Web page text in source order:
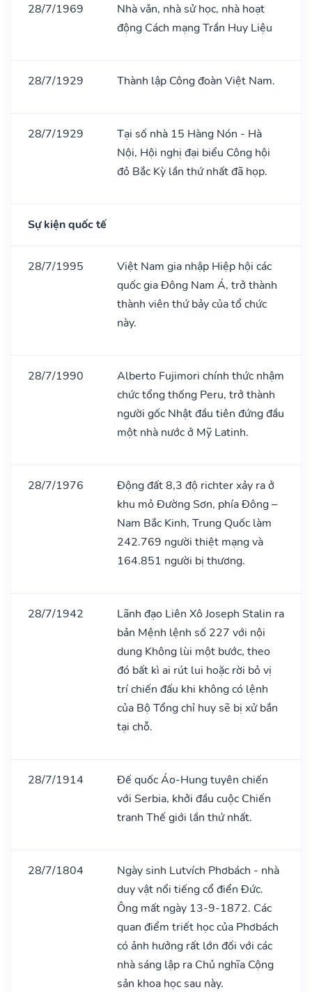
28/7/1969
Nhà vǎn, nhà sử học, nhà hoạt
động Cách mạng Trần Huy Liệu
28/7/1929 Thành lập Công đoàn Việt Nam.
28/7/1929
Tại số nhà 15 Hàng Nón - Hà
Nội, Hội nghị đại biểu Công hội
đỏ Bắc Kỳ lần thứ nhất đã họp.
Sự kiện quốc tế
28/7/1995
Việt Nam gia nhập Hiệp hội các
quốc gia Đông Nam Á, trở thành
thành viên thứ bảy của tổ chức
này.
28/7/1990
Alberto Fujimori chính thức nhậm
chức tổng thống Peru, trở thành
người gốc Nhật đầu tiên đứng đầu
một nhà nước ở Mỹ Latinh.
28/7/1976
Động đất 8,3 độ richter xảy ra ở
khu mỏ Đường Sơn, phía Đông –
Nam Bắc Kinh, Trung Quốc làm
242.769 người thiệt mạng và
164.851 người bị thương.
28/7/1942
Lãnh đạo Liên Xô Joseph Stalin ra
bản Mệnh lệnh số 227 với nội
dung Không lùi một bước, theo
đó bất kì ai rút lui hoặc rời bỏ vị
trí chiến đấu khi không có lệnh
của Bộ Tổng chỉ huy sẽ bị xử bắn
tại chỗ.
28/7/1914
Đế quốc Áo-Hung tuyên chiến
với Serbia, khởi đầu cuộc Chiến
tranh Thế giới lần thứ nhất.
28/7/1804
Ngày sinh Lutvích Phơbách - nhà
duy vật nổi tiếng cổ điển Đức.
Ông mất ngày 13-9-1872. Các
quan điểm triết học của Phơbách
có ảnh hưởng rất lớn đối với các
nhà sáng lập ra Chủ nghĩa Cộng
sản khoa học sau này.